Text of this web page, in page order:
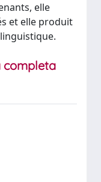
elle
et elle produit
completa